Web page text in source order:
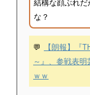
結構な顔ぶれ
な？
💬
【朗報】『
～』、参戦表
ｗｗ